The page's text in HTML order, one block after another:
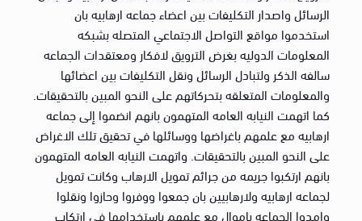
الرسائل واصدار التكليفات بين اعضاء جماعه ارهابيه بان
استخدموا مواقع التواصل الاجتماعي المتصله بشبكه
المعلومات الدوليه بغرض الترويق لافكار ومعتقدات الجماعه
سالفه الذكر ولتبادل الرسائل ونقل التكليفات بين اعضائها
والمعلومات المتعلقه بتحركاتهم على النحو المبين بالتحقيقات.
كما اتهمت النيابه العامه المتهمون بانهم انضموا إلى جماعه
ارهابيه مع علمهم باغراضها ووسائلها في تحقيق تلك الاغراض
على النحو المبين بالتحقيقات. واتهمت النيابه العامه المتهمون
بانهم ارتكبوا جريمه من جرائم تمويل الارهاب وكانت تمويل
لجماعه ارهابيه ولارهابيين بان جمعوا ووفروا وحازوا ونقلوا
وامدوا الجماعه باموال مع علمهم باستخدامها في ارتكاب